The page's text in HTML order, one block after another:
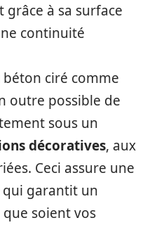
à sa surface
continuité
béton ciré comme
outre possible de
sous un
décoratives, aux
Ceci assure une
garantit un
soient vos